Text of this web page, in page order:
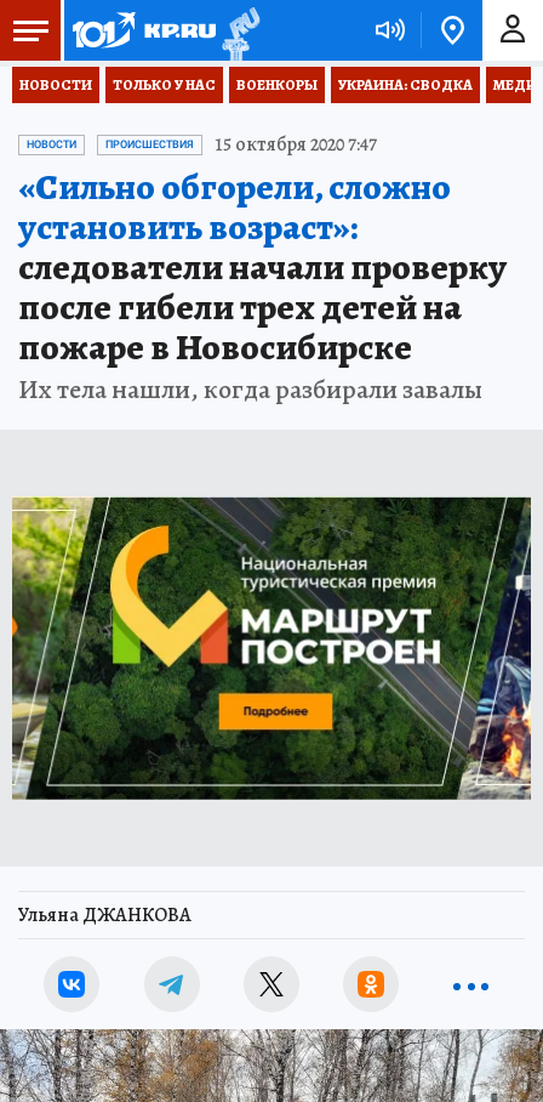
НОВОСТИ ТОЛЬКО У НАС ВОЕНКОРЫ УКРАИНА: СВОДКА
НОВОСТИ ПРОИСШЕСТВИЯ 15 октября 2020 7:47
«Сильно обгорели, сложно
установить возраст»:
следователи начали проверку
после гибели трех детей на
пожаре в Новосибирске
Их тела нашли, когда разбирали завалы
Ульяна ДЖАНКОВА